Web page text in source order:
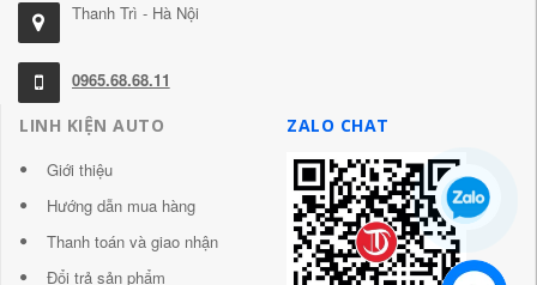
Thanh Trì - Hà Nội
0965.68.68.11
LINH KIỆN AUTO
Giới thiệu
Hướng dẫn mua hàng
Thanh toán và giao nhận
Đổi trả sản phẩm
ZALO CHAT